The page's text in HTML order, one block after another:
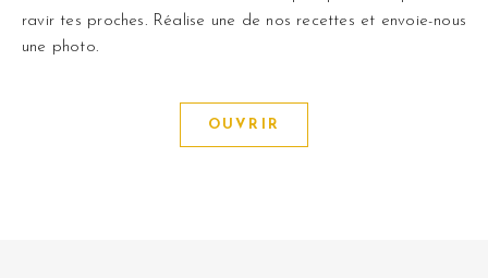
ravir tes proches. Réalise une de nos recettes et envoie-nous
une photo.
OUVRIR